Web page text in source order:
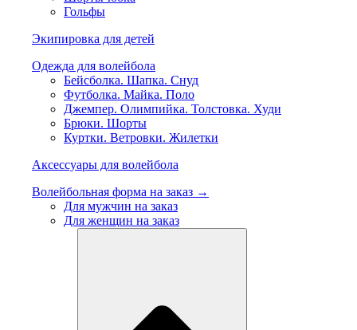
Гольфы
Экипировка для детей
Одежда для волейбола
Бейсболка. Шапка. Снуд
Футболка. Майка. Поло
Джемпер. Олимпийка. Толстовка. Худи
Брюки. Шорты
Куртки. Ветровки. Жилетки
Аксессуары для волейбола
Волейбольная форма на заказ →
Для мужчин на заказ
Для женщин на заказ